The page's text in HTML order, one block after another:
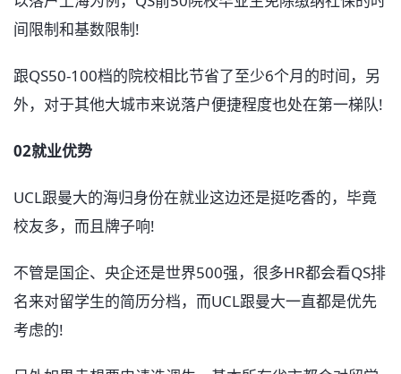
间限制和基数限制!
跟QS50-100档的院校相比节省了至少6个月的时间，另
外，对于其他大城市来说落户便捷程度也处在第一梯队!
02就业优势
UCL跟曼大的海归身份在就业这边还是挺吃香的，毕竟
校友多，而且牌子响!
不管是国企、央企还是世界500强，很多HR都会看QS排
名来对留学生的简历分档，而UCL跟曼大一直都是优先
考虑的!